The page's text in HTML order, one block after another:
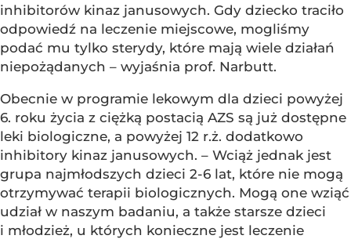
inhibitorów kinaz janusowych. Gdy dziecko traciło
odpowiedź na leczenie miejscowe, mogliśmy
podać mu tylko sterydy, które mają wiele działań
niepożądanych – wyjaśnia prof. Narbutt.
Obecnie w programie lekowym dla dzieci powyżej
6. roku życia z ciężką postacią AZS są już dostępne
leki biologiczne, a powyżej 12 r.ż. dodatkowo
inhibitory kinaz janusowych. – Wciąż jednak jest
grupa najmłodszych dzieci 2-6 lat, które nie mogą
otrzymywać terapii biologicznych. Mogą one wziąć
udział w naszym badaniu, a także starsze dzieci
i młodzież, u których konieczne jest leczenie